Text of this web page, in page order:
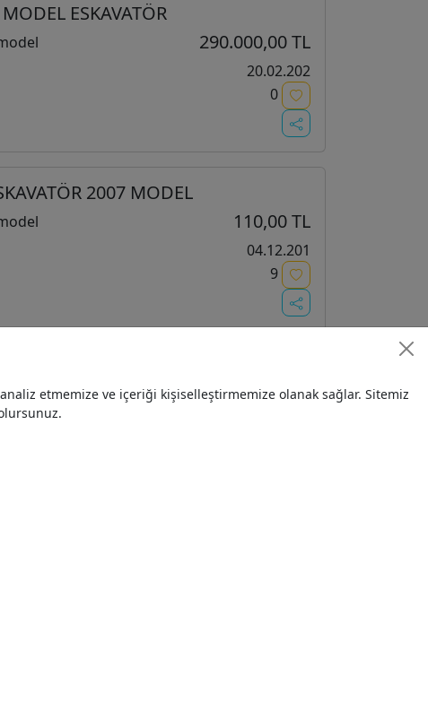
ESKAVATÖR
290.000,00 TL
20.02.202
0
2007 MODEL
110,00 TL
04.12.201
9
350.000,00 TL
etmemize ve içeriği kişiselleştirmemize olanak sağlar. Sitemiz